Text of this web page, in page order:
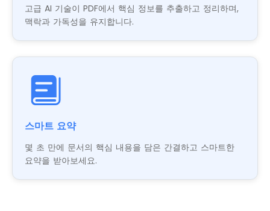
고급 AI 기술이 PDF에서 핵심 정보를 추출하고 정리하며,
맥락과 가독성을 유지합니다.
스마트 요약
몇 초 만에 문서의 핵심 내용을 담은 간결하고 스마트한
요약을 받아보세요.